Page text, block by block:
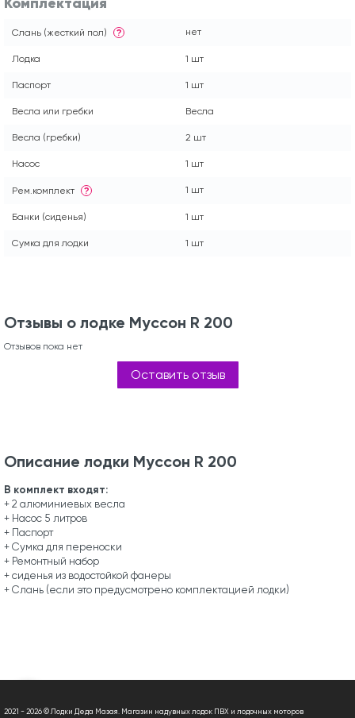
Слань (жесткий пол) ? нет
Лодка 1 шт
Паспорт 1 шт
Весла или гребки Весла
Весла (гребки) 2 шт
Насос 1 шт
Рем.комплект ? 1 шт
Банки (сиденья) 1 шт
Сумка для лодки 1 шт
Отзывы о лодке Муссон R 200
Отзывов пока нет
Оставить отзыв
Описание лодки Муссон R 200
В комплект входят:
+ 2 алюминиевых весла
+ Насос 5 литров
+ Паспорт
+ Сумка для переноски
+ Ремонтный набор
+ сиденья из водостойкой фанеры
+ Слань (если это предусмотрено комплектацией лодки)
2021 - 2026 © Лодки Деда Мазая. Магазин надувных лодок ПВХ и лодочных моторов